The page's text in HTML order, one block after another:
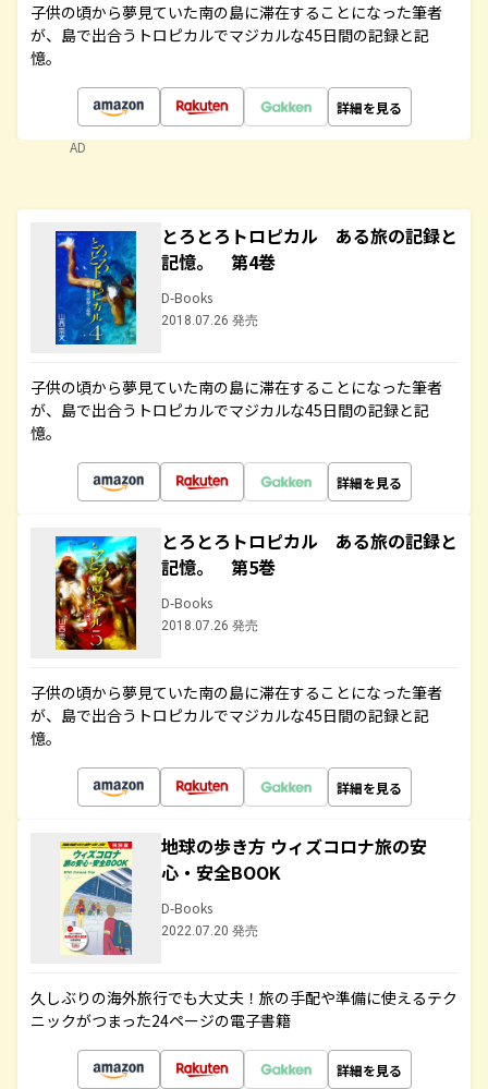
子供の頃から夢見ていた南の島に滞在することになった筆者
が、島で出合うトロピカルでマジカルな45日間の記録と記
憶。
詳細を見る
AD
とろとろトロピカル ある旅の記録と
記憶。 第4巻
D-Books
2018.07.26 発売
子供の頃から夢見ていた南の島に滞在することになった筆者
が、島で出合うトロピカルでマジカルな45日間の記録と記
憶。
詳細を見る
とろとろトロピカル ある旅の記録と
記憶。 第5巻
D-Books
2018.07.26 発売
子供の頃から夢見ていた南の島に滞在することになった筆者
が、島で出合うトロピカルでマジカルな45日間の記録と記
憶。
詳細を見る
地球の歩き方 ウィズコロナ旅の安
心・安全BOOK
D-Books
2022.07.20 発売
久しぶりの海外旅行でも大丈夫！旅の手配や準備に使えるテク
ニックがつまった24ページの電子書籍
詳細を見る